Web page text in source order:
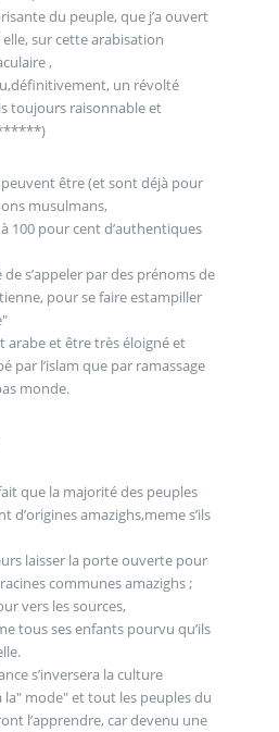
du peuple, que j’a ouvert
sur cette arabisation
,
un révolté
toujours raisonnable et
peuvent être (et sont déjà pour
musulmans,
100 pour cent d’authentiques
s’appeler par des prénoms de
pour se faire estampiller
arabe et être très éloigné et
par l’islam que par ramassage
monde.
que la majorité des peuples
d’origines amazighs,meme s’ils
laisser la porte ouverte pour
communes amazighs ;
vers les sources,
tous ses enfants pourvu qu’ils
s’inversera la culture
la" mode" et tout les peuples du
l’apprendre, car devenu une